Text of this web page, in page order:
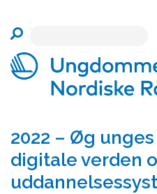
2022 – Øg
digitale verden